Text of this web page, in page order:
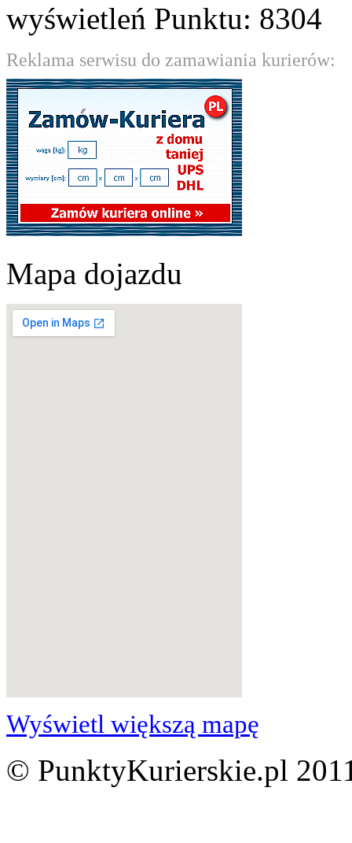
wyświetleń Punktu: 8304
Reklama serwisu do zamawiania kurierów:
Mapa dojazdu
Wyświetl większą mapę
© PunktyKurierskie.pl